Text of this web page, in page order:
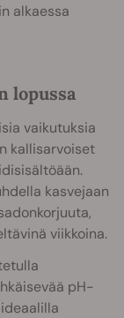
alkaessa
lopussa
vaikutuksia
kallisarvoiset
kasvejaan
viikkoina.
pH-